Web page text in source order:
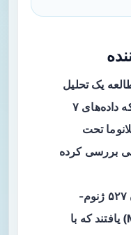
یک تحلیل
عرضی بین-کوهه‌ای است که داده‌های ۷
بیمار ملانوما تحت
بررسی کرده
پژوهشگران ۵۲۷ ژنوم-
تجمیع‌شدهٔ متاژنومی (MAG) یافتند که با